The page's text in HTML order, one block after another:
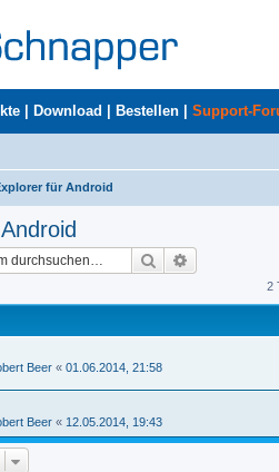
Download Bestellen Support-
für Android
Suche
2
Beer « 01.06.2014, 21:58
Beer « 12.05.2014, 19:43